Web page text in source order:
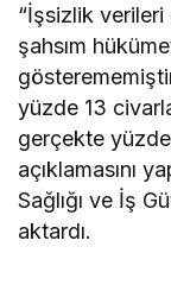
“İşsizlik
şahsım
yüzde 13
gerçekte yüzde
açıklamasını
Sağlığı ve İş
aktardı.